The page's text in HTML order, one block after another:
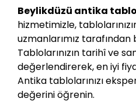
Beylikdüzü antika
hizmetimizle,
uzmanlarımız tarafından
Tablolarınızın tarihî ve
değerlendirerek, en iyi
Antika tablolarınızı
değerini öğrenin.